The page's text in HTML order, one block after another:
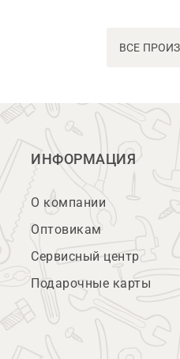
ВСЕ
ИНФОРМАЦИЯ
О компании
Оптовикам
Сервисный центр
Подарочные карты